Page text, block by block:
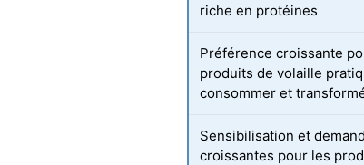
riche en protéines
Préférence croissante
produits de volaille
consommer et
Sensibilisation et
croissantes pour les